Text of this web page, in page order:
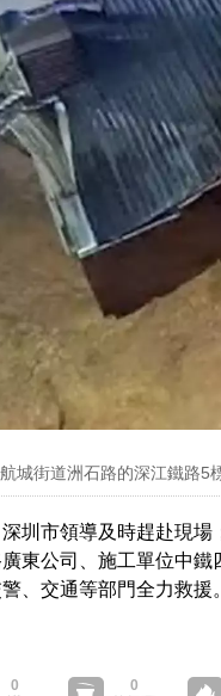
城街道洲石路的深江鐵路5
圳市領導及時趕赴現
東公司、施工單位中
、交通等部門全力救